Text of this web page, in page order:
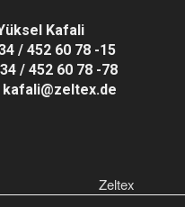
Kafali
/ 452 60 78 -15
/ 452 60 78 -78
kafali@zeltex.de